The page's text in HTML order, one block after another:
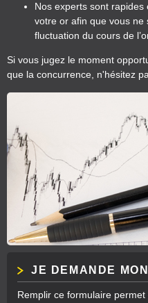
Nos experts sont
votre or afin que vous ne
fluctuation du cours de
Si vous jugez le moment
que la concurrence, n'hésitez
JE DEMANDE
Remplir ce formulaire